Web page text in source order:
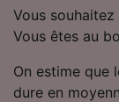
Vous
Vous êtes au
On estime que
dure en